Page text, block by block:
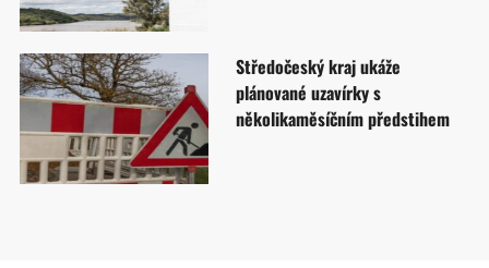
Středočeský kraj ukáže
plánované uzavírky s
několikaměsíčním předstihem